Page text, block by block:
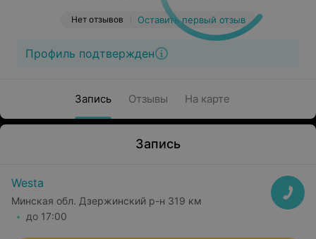
Нет отзывов Оставить первый отзыв
Профиль подтвержден
Запись Отзывы На карте
Запись
Westa
Минская обл. Дзержинский р-н 319 км
до 17:00